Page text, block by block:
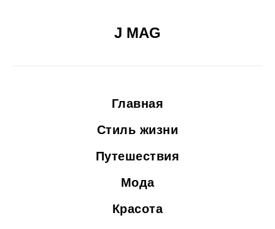
J MAG
Главная
Стиль жизни
Путешествия
Мода
Красота